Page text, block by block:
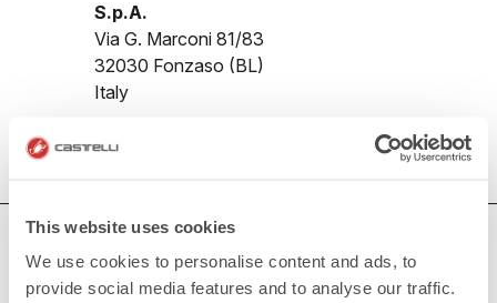
This website uses cookies
We use cookies to personalise content and ads, to
provide social media features and to analyse our traffic.
S.p.A.
Via G. Marconi 81/83
32030 Fonzaso (BL)
Italy
AVEZ-VOUS BESOIN D'AIDE ?
Si vous avez des doutes ou besoin d'aide, ne vous inquiétez